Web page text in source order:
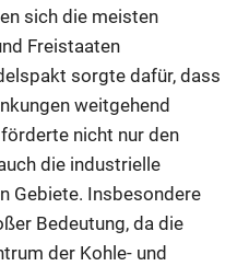
sich die meisten
Freistaaten
sorgte dafür, dass
weitgehend
nicht nur den
die industrielle
Gebiete. Insbesondere
Bedeutung, da die
der Kohle- und